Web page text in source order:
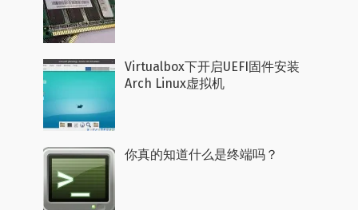
Virtualbox下开启UEFI固件安装
Arch Linux虚拟机
你真的知道什么是终端吗？